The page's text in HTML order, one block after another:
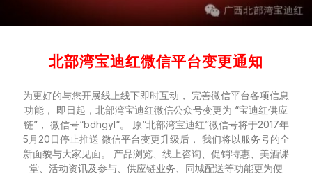
北部湾宝迪红微信平台变更通知
为更好的与您开展线上线下即时互动， 完善微信平台各项信息
功能， 即日起，北部湾宝迪红微信公众号变更为 “宝迪红供应
链”， 微信号“bdhgyl“。 原“北部湾宝迪红”微信号将于2017年
5月20日停止推送 微信平台变更升级后， 我们将以服务号的全
新面貌与大家见面。 产品浏览、线上咨询、促销特惠、美酒课
堂、活动资讯及参与、供应链业务、同城配送等功能更为便